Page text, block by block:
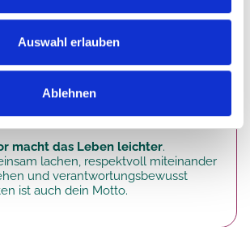
Auswahl erlauben
Ablehnen
makes the dream work!
macht das Leben leichter.
lachen, respektvoll miteinander
und verantwortungsbewusst
ist auch dein Motto.